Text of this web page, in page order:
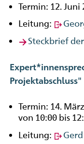
Termin: 12. Juni
Leitung:
Steckbrief
Projektabschluss"
Termin: 14.
von 10:00 bis
Leitung: